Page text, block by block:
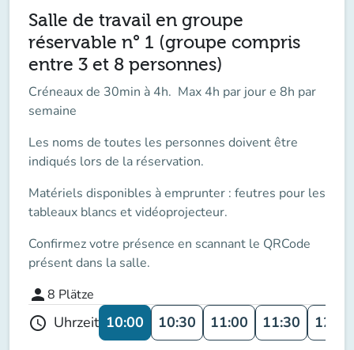
Salle de travail en groupe
réservable n° 1 (groupe compris
entre 3 et 8 personnes)
Créneaux de 30min à 4h. Max 4h par jour e 8h par
semaine
Les noms de toutes les personnes doivent être
indiqués lors de la réservation.
Matériels disponibles à emprunter : feutres pour les
tableaux blancs et vidéoprojecteur.
Confirmez votre présence en scannant le QRCode
présent dans la salle.
person8 Plätze
schedule Uhrzeit 10:00 10:30 11:00 11:30 12:00